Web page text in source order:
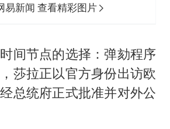
易新闻 查看精彩图片
间节点的选择：弹劾程序
莎拉正以官方身份出访欧
总统府正式批准并对外公